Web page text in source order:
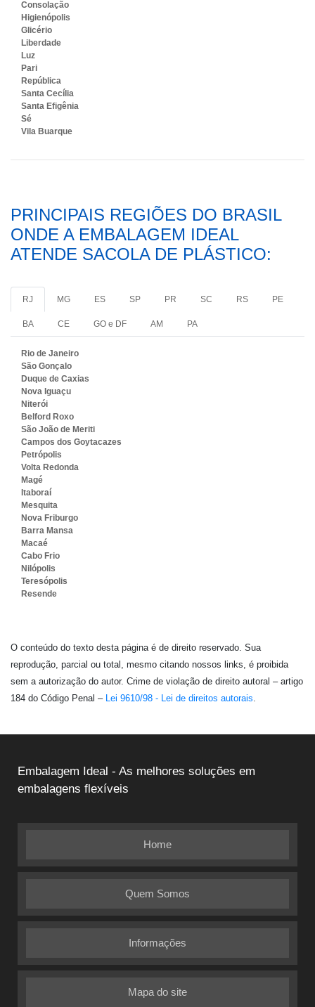
Consolação
Higienópolis
Glicério
Liberdade
Luz
Pari
República
Santa Cecília
Santa Efigênia
Sé
Vila Buarque
PRINCIPAIS REGIÕES DO BRASIL
ONDE A EMBALAGEM IDEAL
ATENDE SACOLA DE PLÁSTICO:
RJ MG ES SP PR SC RS PE
BA CE GO e DF AM PA
Rio de Janeiro
São Gonçalo
Duque de Caxias
Nova Iguaçu
Niterói
Belford Roxo
São João de Meriti
Campos dos Goytacazes
Petrópolis
Volta Redonda
Magé
Itaboraí
Mesquita
Nova Friburgo
Barra Mansa
Macaé
Cabo Frio
Nilópolis
Teresópolis
Resende
O conteúdo do texto desta página é de direito reservado. Sua
reprodução, parcial ou total, mesmo citando nossos links, é proibida
sem a autorização do autor. Crime de violação de direito autoral – artigo
184 do Código Penal – Lei 9610/98 - Lei de direitos autorais.
Embalagem Ideal - As melhores soluções em
embalagens flexíveis
Home
Quem Somos
Informações
Mapa do site